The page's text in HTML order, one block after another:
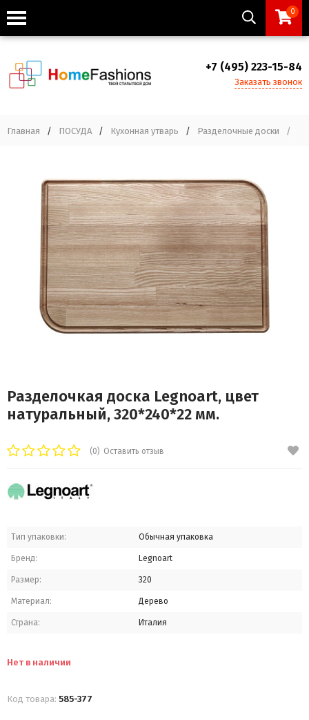
0
+7 (495) 223-15-84
Заказать звонок
Главная / ПОСУДА / Кухонная утварь / Разделочные доски /
Разделочкая доска Legnoart, цвет
натуральный, 320*240*22 мм.
(0) Оставить отзыв
Тип упаковки: Обычная упаковка
Бренд: Legnoart
Размер: 320
Материал: Дерево
Страна: Италия
Нет в наличии
Код товара: 585-377